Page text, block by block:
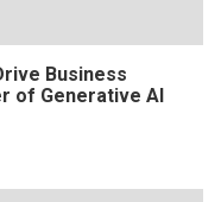
Business
of Generative AI